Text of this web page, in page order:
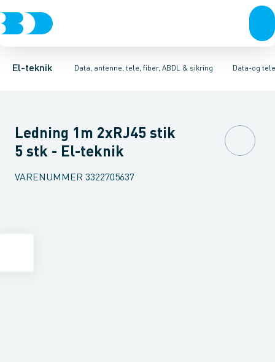
El-teknik Data, antenne, tele, fiber, ABDL & sikring
Afbrydere, stikkontakter & lampeudtag Forgreningsmateriel
Data-og
Antenne og satellitsystemerKommunikationsteknik/
Dataudtag kobberTilbehør til modulær tilkoblingssystem
Ledning 1m 2xRJ45 stik
5 stk - El-teknik
VARENUMMER 3322705637